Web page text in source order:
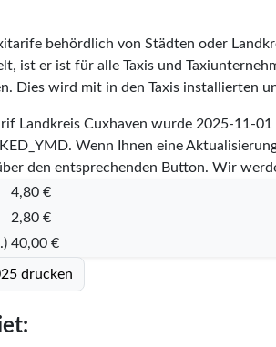
behördlich von Städten oder
ist er ist für alle Taxis und
Dies wird mit in den Taxis installierten
Landkreis Cuxhaven wurde 2025-11-01
. Wenn Ihnen eine
den entsprechenden Button. Wir
4,80 €
2,80 €
40,00 €
drucken